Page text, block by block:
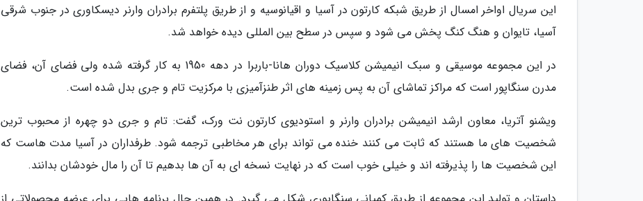
این سریال اواخر امسال از طریق شبکه کارتون در آسیا و اقیانوسیه و از طریق پلتفرم برادران وارنر دیسکاوری در جنوب شرقی
آسیا، تایوان و هنگ کنگ پخش می شود و سپس در سطح بین المللی دیده خواهد شد.
در این مجموعه موسیقی و سبک انیمیشن کلاسیک دوران هانا-باربرا در دهه 1950 به کار گرفته شده ولی فضای آن، فضای
مدرن سنگاپور است که مراکز تماشای آن به پس زمینه های اثر طنزآمیزی با مرکزیت تام و جری بدل شده است.
ویشنو آتریا، معاون ارشد انیمیشن برادران وارنر و استودیوی کارتون نت ورک، گفت: تام و جری دو چهره از محبوب ترین
شخصیت های ما هستند که ثابت می کنند خنده می تواند برای هر مخاطبی ترجمه شود. طرفداران در آسیا مدت هاست که
این شخصیت ها را پذیرفته اند و خیلی خوب است که در نهایت نسخه ای به آن ها بدهیم تا آن را مال خودشان بدانند.